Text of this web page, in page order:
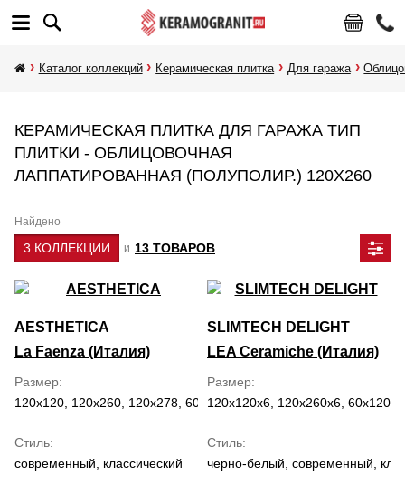
Каталог коллекций Керамическая плитка Для гаража
КЕРАМИЧЕСКАЯ ПЛИТКА ДЛЯ ГАРАЖА ТИП
ПЛИТКИ - ОБЛИЦОВОЧНАЯ
ЛАППАТИРОВАННАЯ (ПОЛУПОЛИР.) 120Х260
Найдено
3 КОЛЛЕКЦИИ и 13 ТОВАРОВ
AESTHETICA
La Faenza (Италия)
Размер
120x120, 120x260, 120x278, 60x120
Стиль
современный, классический
SLIMTECH DELIGHT
LEA Ceramiche (Италия)
Размер
120x120x6, 120x260x6, 60x120x6
Стиль
черно-белый, современный,